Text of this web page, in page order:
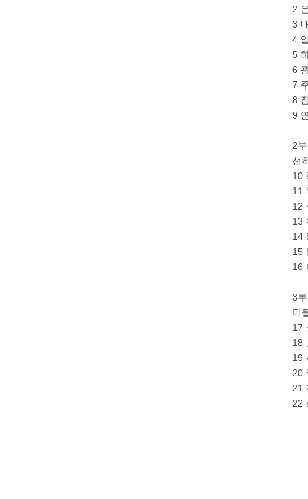
2
3
4
5
6
7
8
9
2부
선
10
11
12
13
14
15
16
3부
더
17
18
19
20
21
22